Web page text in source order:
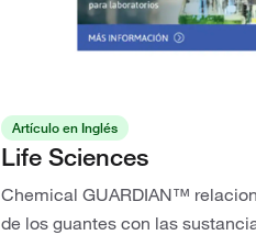
Artículo en Inglés
Life Sciences
Chemical GUARDIAN™
de los guantes con las